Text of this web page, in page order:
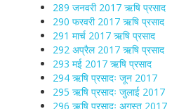
289 जनवरी 2017 ऋषि प्रसाद
290 फरवरी 2017 ऋषि प्रसाद
291 मार्च 2017 ऋषि प्रसाद
292 अप्रैल 2017 ऋषि प्रसाद
293 मई 2017 ऋषि प्रसाद
294 ऋषि प्रसादः जून 2017
295 ऋषि प्रसादः जुलाई 2017
296 ऋषि प्रसादः अगस्त 2017